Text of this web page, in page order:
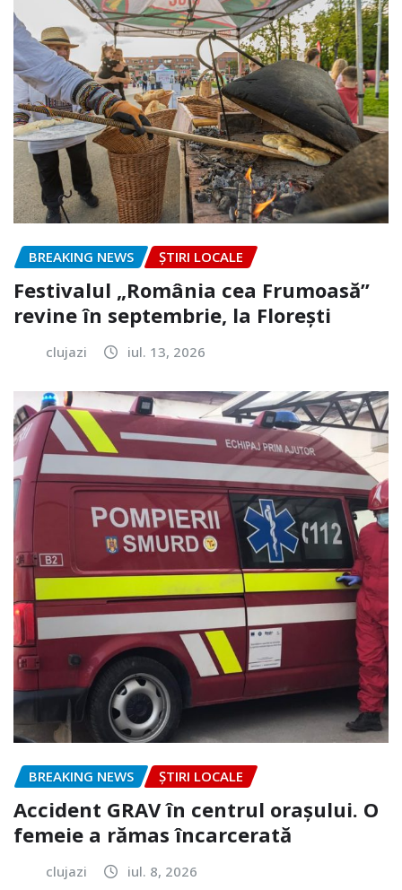
BREAKING NEWS ȘTIRI LOCALE
Festivalul „România cea Frumoasă”
revine în septembrie, la Florești
clujazi iul. 13, 2026
BREAKING NEWS ȘTIRI LOCALE
Accident GRAV în centrul orașului. O
femeie a rămas încarcerată
clujazi iul. 8, 2026